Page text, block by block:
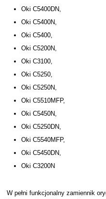
Oki C5400DN,
Oki C5400N,
Oki C5400,
Oki C5200N,
Oki C3100,
Oki C5250,
Oki C5250N,
Oki C5510MFP,
Oki C5450N,
Oki C5250DN,
Oki C5540MFP,
Oki C5450DN,
Oki C3200N
W pełni funkcjonalny zamiennik